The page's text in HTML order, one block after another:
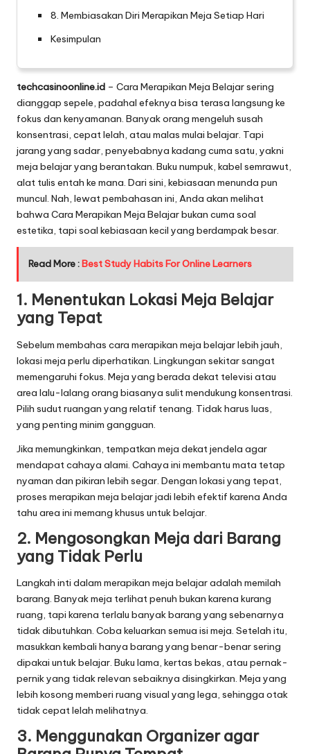
8. Membiasakan Diri Merapikan Meja Setiap Hari
Kesimpulan
techcasinoonline.id – Cara Merapikan Meja Belajar sering
dianggap sepele, padahal efeknya bisa terasa langsung ke
fokus dan kenyamanan. Banyak orang mengeluh susah
konsentrasi, cepat lelah, atau malas mulai belajar. Tapi
jarang yang sadar, penyebabnya kadang cuma satu, yakni
meja belajar yang berantakan. Buku numpuk, kabel semrawut,
alat tulis entah ke mana. Dari sini, kebiasaan menunda pun
muncul. Nah, lewat pembahasan ini, Anda akan melihat
bahwa Cara Merapikan Meja Belajar bukan cuma soal
estetika, tapi soal kebiasaan kecil yang berdampak besar.
Read More :Best Study Habits For Online Learners
1. Menentukan Lokasi Meja Belajar
yang Tepat
Sebelum membahas cara merapikan meja belajar lebih jauh,
lokasi meja perlu diperhatikan. Lingkungan sekitar sangat
memengaruhi fokus. Meja yang berada dekat televisi atau
area lalu-lalang orang biasanya sulit mendukung konsentrasi.
Pilih sudut ruangan yang relatif tenang. Tidak harus luas,
yang penting minim gangguan.
Jika memungkinkan, tempatkan meja dekat jendela agar
mendapat cahaya alami. Cahaya ini membantu mata tetap
nyaman dan pikiran lebih segar. Dengan lokasi yang tepat,
proses merapikan meja belajar jadi lebih efektif karena Anda
tahu area ini memang khusus untuk belajar.
2. Mengosongkan Meja dari Barang
yang Tidak Perlu
Langkah inti dalam merapikan meja belajar adalah memilah
barang. Banyak meja terlihat penuh bukan karena kurang
ruang, tapi karena terlalu banyak barang yang sebenarnya
tidak dibutuhkan. Coba keluarkan semua isi meja. Setelah itu,
masukkan kembali hanya barang yang benar-benar sering
dipakai untuk belajar. Buku lama, kertas bekas, atau pernak-
pernik yang tidak relevan sebaiknya disingkirkan. Meja yang
lebih kosong memberi ruang visual yang lega, sehingga otak
tidak cepat lelah melihatnya.
3. Menggunakan Organizer agar